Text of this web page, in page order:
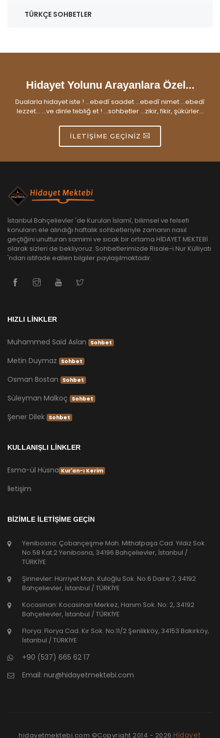
TÜRKÇE SOHBETLER
Hidayet Yolunu Arayanlara Özel...
Dualarla hidayet iste ! ...ebedî saadet ...ebedî nimet ...ebedî
lezzet... ...ve dinle tebliğ et ! ...sohbetler ...zikir, fikir, şükürler...
İLETIŞIME GEÇINIZ
İstanbul Bahçelievler 'de Kurulan İslamî, bilimsel ve felsefi
konuların ele alındığı haftalık sohbetleriyle zamanın nasıl
geçtiğini unutturan samimi ve sıcak bir ortama HİDAYET MEKTEBİ
olarak sizleri de bekliyoruz. Sohbetlerimizde Risale-i Nur Külliyatı
'ndan istifade edilen bilgiler paylaşılmaktadır.
HIZLI LİNKLER
Muhammed Said Aslan Sohbet
Metin Duymaz Sohbet
Osman Bostan Sohbet
Süleyman Malkoç Sohbet
Şener Dilek Sohbet
KULLANIŞLI LİNKLER
Esma-ül Hüsna Kur'an-ı Kerim
İletişim
BİZİMLE İLETİŞİME GEÇİN
Yenibosna: Çobançeşme Mah. Mithatpaşa Cad. Yıldız Sok.
No.58 Kat.2 Yenibosna, 34196 Bahçelievler, İstanbul /
TÜRKİYE
Şirinevler: Hürriyet Mah. Kuloğlu Sok. No:6 Daire:7, 34192
Bahçelievler, İstanbul / TÜRKİYE
Kocasinan: Kocasinan Merkez, Hanım Sok. No: 2, 34192
Bahçelievler, İstanbul / TÜRKİYE
Florya: Florya Cad. Kır Sok. No:11/2 Şenlikköy, 34153 Bakırköy,
İstanbul / TÜRKİYE
+90 (537) 665 62 17
Email: nur@hidayetmektebi.com
hidayetmektebi.com ©Copyright 2014 - 2026Hidayet